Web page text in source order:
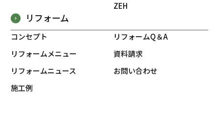
ZEH
リフォーム
コンセプト
リフォームメニュー
リフォームニュース
施工例
リフォームQ＆A
資料請求
お問い合わせ